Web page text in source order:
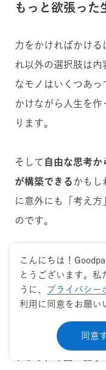
もっと欲張った
力をかければかける
れ以外の選択肢は内
なモノはいくつあっ
かけながら人生を作
ります。
そして 自由な思考か
が構築できるかもし
に意外にも「考え方
のです。
人生をアジャイル
取りやすい人生設
いてもいいかもしれ
ている組織では、
こんにちは！
とうございます。私
うに、
プライバシー
利用に同意をお願い
同意